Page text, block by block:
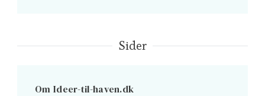
Sider
Om Ideer-til-haven.dk